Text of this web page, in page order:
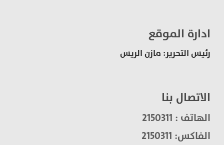
ادارة الموقع
رئيس التحرير: مازن الريس
الاتصال بنا
الهاتف : 2150311
الفاكس: 2150311